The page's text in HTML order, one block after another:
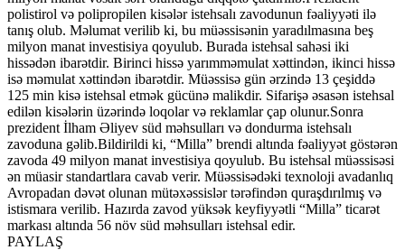
polistirol və polipropilen kisələr istehsalı zavodunun fəaliyyəti ilə
tanış olub. Məlumat verilib ki, bu müəssisənin yaradılmasına beş
milyon manat investisiya qoyulub. Burada istehsal sahəsi iki
hissədən ibarətdir. Birinci hissə yarımməmulat xəttindən, ikinci hissə
isə məmulat xəttindən ibarətdir. Müəssisə gün ərzində 13 çeşiddə
125 min kisə istehsal etmək gücünə malikdir. Sifarişə əsasən istehsal
edilən kisələrin üzərində loqolar və reklamlar çap olunur.Sonra
prezident İlham Əliyev süd məhsulları və dondurma istehsalı
zavoduna gəlib.Bildirildi ki, “Milla” brendi altında fəaliyyət göstərən
zavoda 49 milyon manat investisiya qoyulub. Bu istehsal müəssisəsi
ən müasir standartlara cavab verir. Müəssisədəki texnoloji avadanlıq
Avropadan dəvət olunan mütəxəssislər tərəfindən quraşdırılmış və
istismara verilib. Hazırda zavod yüksək keyfiyyətli “Milla” ticarət
markası altında 56 növ süd məhsulları istehsal edir.
PAYLAŞ